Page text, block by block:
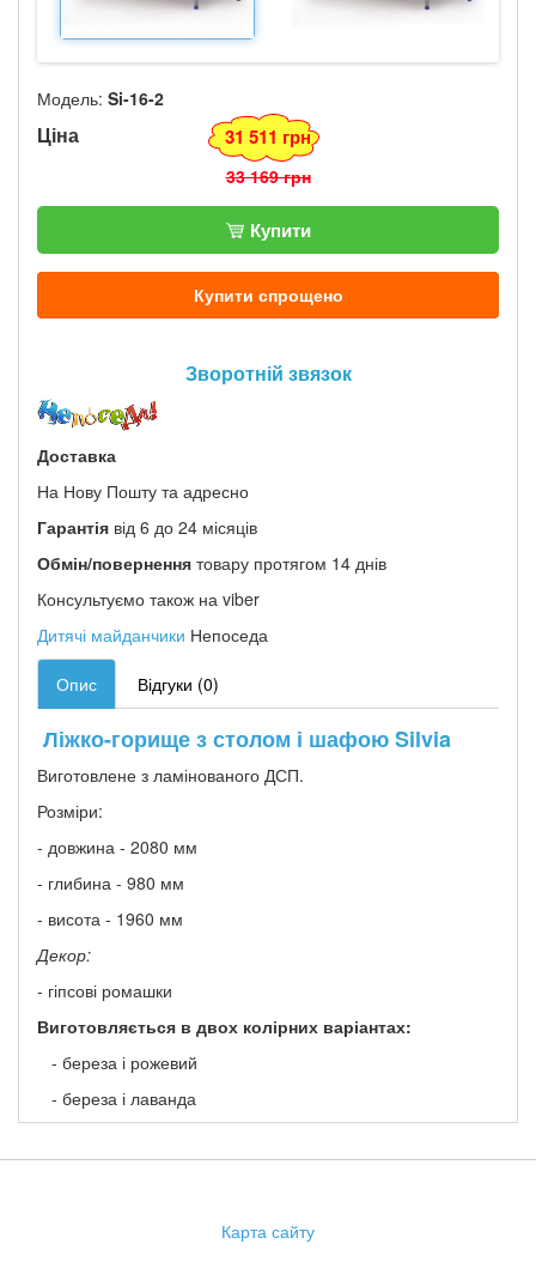
Модель: Si-16-2
Ціна 31 511 грн
33 169 грн
Купити
Купити спрощено
Зворотній звязок
Доставка
На Нову Пошту та адресно
Гарантія від 6 до 24 місяців
Обмін/повернення товару протягом 14 днів
Консультуємо також на viber
Дитячі майданчики Непоседа
Опис Відгуки (0)
Ліжко-горище з столом і шафою Silvia
Виготовлене з ламінованого ДСП.
Розміри:
- довжина - 2080 мм
- глибина - 980 мм
- висота - 1960 мм
Декор:
- гіпсові ромашки
Виготовляється в двох колірних варіантах:
- береза і рожевий
- береза і лаванда
Карта сайту